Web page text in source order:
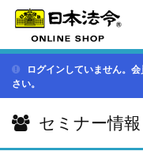
ログインしていません。
さい。
セミナー情報